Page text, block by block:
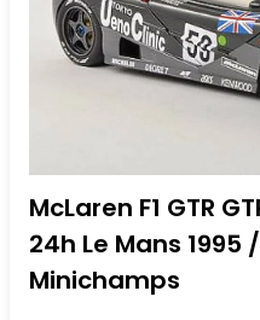
McLaren F1 GTR
24h Le Mans 1995
Minichamps